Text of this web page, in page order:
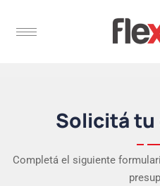
Solicitá
Completá el siguiente